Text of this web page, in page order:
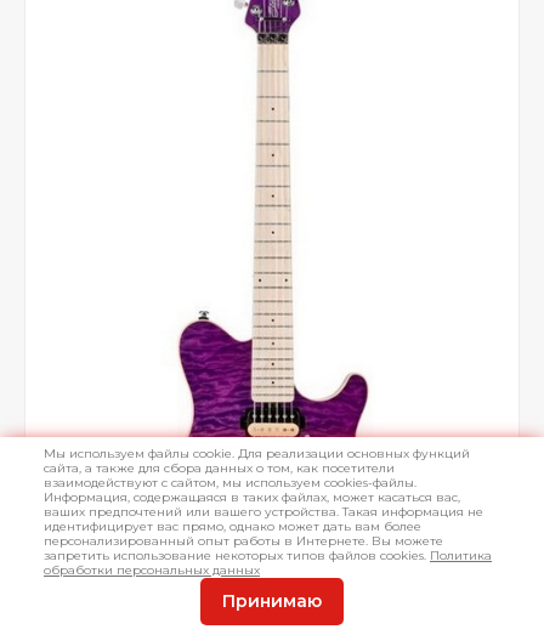
Мы используем файлы cookie. Для реализации основных функций
сайта, а также для сбора данных о том, как посетители
взаимодействуют с сайтом, мы используем cookies-файлы.
Информация, содержащаяся в таких файлах, может касаться вас,
ваших предпочтений или вашего устройства. Такая информация не
идентифицирует вас прямо, однако может дать вам более
персонализированный опыт работы в Интернете. Вы можете
запретить использование некоторых типов файлов cookies. Политика
обработки персональных данных
Принимаю